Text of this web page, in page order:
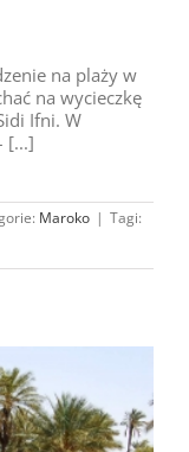
na plaży w
na wycieczkę
Ifni. W
[...]
Maroko | Tagi: